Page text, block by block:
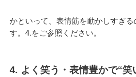
かといって、表情筋を動かしすぎ
す。4.をご参照ください。
4. よく笑う・表情豊かで“笑